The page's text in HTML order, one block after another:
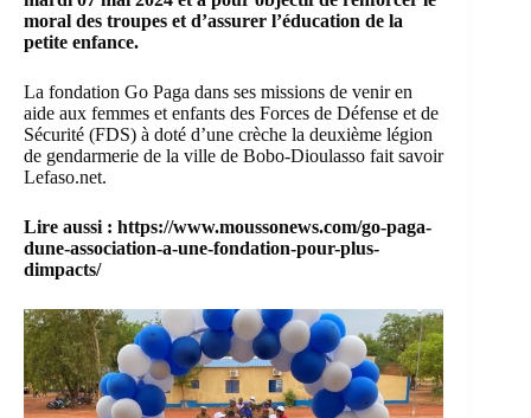
moral des troupes et d’assurer l’éducation de la
petite enfance.
La fondation Go Paga dans ses missions de venir en
aide aux femmes et enfants des Forces de Défense et de
Sécurité (FDS) à doté d’une crèche la deuxième légion
de gendarmerie de la ville de Bobo-Dioulasso fait savoir
Lefaso.net.
Lire aussi : https://www.moussonews.com/go-paga-
dune-association-a-une-fondation-pour-plus-
dimpacts/